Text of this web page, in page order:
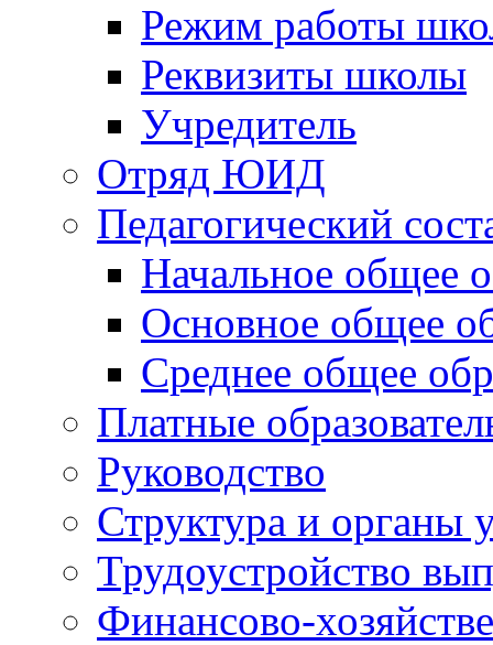
Режим работы
Реквизиты школы
Учредитель
Отряд ЮИД
Педагогический
Начальное общее
Основное общее
Среднее общее
Платные
Руководство
Структура и органы
Трудоустройство
Финансово-